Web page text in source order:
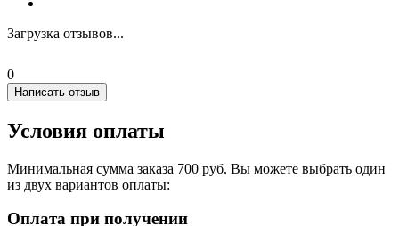
Загрузка отзывов...
0
Написать отзыв
Условия оплаты
Минимальная сумма заказа 700 руб. Вы можете выбрать один
из двух вариантов оплаты:
Оплата при получении